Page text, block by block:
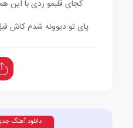
کجای قلبمو زدی با این
پای تو دیوونه شدم کاش
دانلود آهنگ